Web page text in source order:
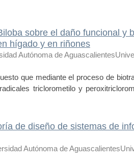
sobre el daño funcional y
hígado y en riñones
Autónoma de
que mediante el proceso de
triclorometilo y
de diseño de sistemas de
Autónoma de